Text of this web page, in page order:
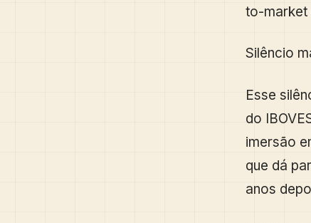
to-market
Silêncio
Esse
do
imersão
que dá
anos